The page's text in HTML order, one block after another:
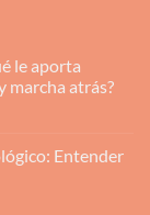
le aporta
marcha atrás?
Entender